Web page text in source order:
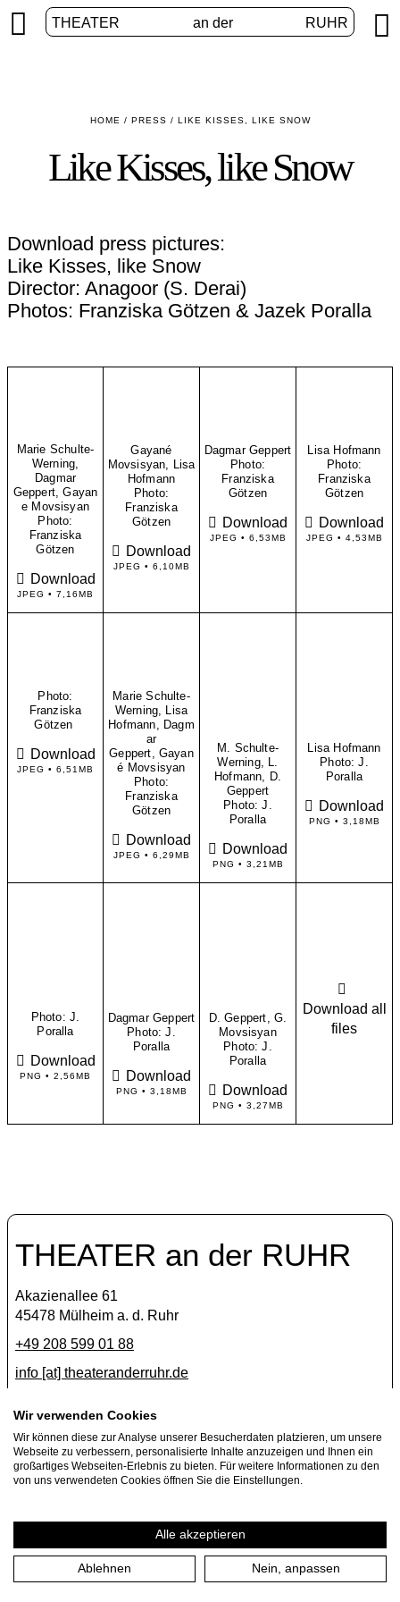
THEATER an der RUHR
 
HOME / PRESS / LIKE KISSES, LIKE SNOW
Like Kisses, like Snow
Download press pictures:
Like Kisses, like Snow
Director: Anagoor (S. Derai)
Photos: Franziska Götzen & Jazek Poralla
Marie Schulte-
Werning,
Dagmar
Geppert, Gayan
e Movsisyan
Photo:
Franziska
Götzen
Download
JPEG • 7,16MB
Gayané
Movsisyan, Lisa
Hofmann
​Photo:
Franziska
Götzen
Download
JPEG • 6,10MB
Dagmar Geppert
Photo:
Franziska
Götzen
Download
JPEG • 6,53MB
Lisa Hofmann
Photo:
Franziska
Götzen
Download
JPEG • 4,53MB
Photo:
Franziska
Götzen
Download
JPEG • 6,51MB
Marie Schulte-
Werning, Lisa
Hofmann, Dagm
ar
Geppert, Gayan
é Movsisyan
Photo:
Franziska
Götzen
Download
JPEG • 6,29MB
M. Schulte-
Werning, L.
Hofmann, D.
Geppert
Photo: J.
Poralla
Download
PNG • 3,21MB
Lisa Hofmann
Photo: J.
Poralla
Download
PNG • 3,18MB
Photo: J.
Poralla
Download
PNG • 2,56MB
Dagmar Geppert
Photo: J.
Poralla
Download
PNG • 3,18MB
D. Geppert, G.
Movsisyan
Photo: J.
Poralla
Download
PNG • 3,27MB
Download all
files
THEATER an der RUHR
Akazienallee 61
45478 Mülheim a. d. Ruhr
+49 208 599 01 88
info [​at​] theateranderruhr.de
Facebook
Instagram
Newsletter
Privacy Policy
Wir verwenden Cookies
Wir können diese zur Analyse unserer Besucherdaten platzieren, um unsere
Webseite zu verbessern, personalisierte Inhalte anzuzeigen und Ihnen ein
großartiges Webseiten-Erlebnis zu bieten. Für weitere Informationen zu den
von uns verwendeten Cookies öffnen Sie die Einstellungen.
Alle akzeptieren
Ablehnen Nein, anpassen